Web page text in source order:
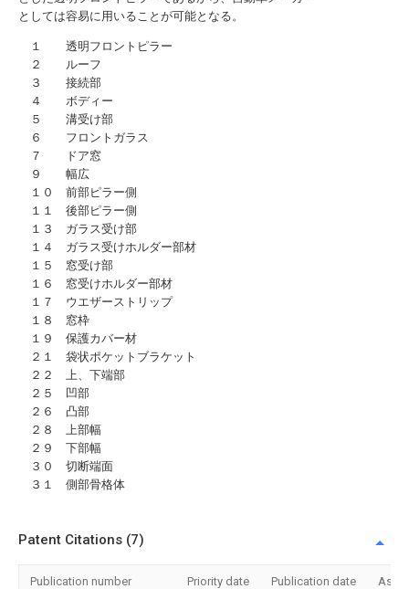
としては容易に用いることが可能となる。
１ 透明フロントピラー
２ ルーフ
３ 接続部
４ ボディー
５ 溝受け部
６ フロントガラス
７ ドア窓
９ 幅広
１０ 前部ピラー側
１１ 後部ピラー側
１３ ガラス受け部
１４ ガラス受けホルダー部材
１５ 窓受け部
１６ 窓受けホルダー部材
１７ ウエザーストリップ
１８ 窓枠
１９ 保護カバー材
２１ 袋状ポケットブラケット
２２ 上、下端部
２５ 凹部
２６ 凸部
２８ 上部幅
２９ 下部幅
３０ 切断端面
３１ 側部骨格体
Patent Citations (7)
Publication number Priority date Publication date